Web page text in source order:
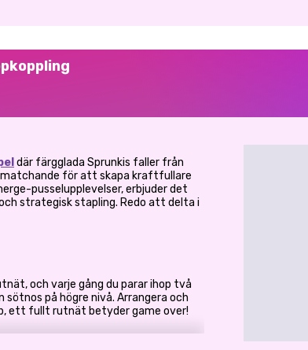
där färgglada Sprunkis faller från
för att skapa kraftfullare
pusselupplevelser, erbjuder det
strategisk stapling. Redo att delta i
och varje gång du parar ihop två
på högre nivå. Arrangera och
ett fullt rutnät betyder game over!